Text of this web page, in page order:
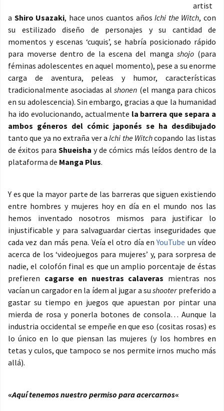
artist
a Shiro Usazaki, hace unos cuantos añosIchi the Witch, con
su estilizado diseño de personajes y su cantidad de
momentos y escenas ‘cuquis’, se habría posicionado rápido
para moverse dentro de la escena del manga shojo (para
féminas adolescentes en aquel momento), pese a su enorme
carga de aventura, peleas y humor, características
tradicionalmente asociadas alshonen (el manga para chicos
en su adolescencia). Sin embargo, gracias a que la humanidad
ha ido evolucionando, actualmente la barrera que separa a
ambos géneros del cómic japonés se ha desdibujado
tanto que ya no extraña ver aIchi the Witchcopando las listas
de éxitos para Shueisha y de cómics más leídos dentro de la
plataforma de Manga Plus.
Y es que la mayor parte de las barreras que siguen existiendo
entre hombres y mujeres hoy en día en el mundo nos las
hemos inventado nosotros mismos para justificar lo
injustificable y para salvaguardar ciertas inseguridades que
cada vez dan más pena. Veía el otro día enYouTube un vídeo
acerca de los ‘videojuegos para mujeres’ y, para sorpresa de
nadie, el colofón final es que un amplio porcentaje de éstas
prefieren cagarse en nuestras calaveras mientras nos
vacían un cargador en la ídem al jugar a sushooterpreferido a
gastar su tiempo en juegos que apuestan por pintar una
mierda de rosa y ponerla botones de consola… Aunque la
industria occidental se empeñe en que eso (cositas rosas) es
lo único en lo que piensan las mujeres (y los hombres en
tetas y culos, que tampoco se nos permite irnos mucho más
allá).
«Aquí tenemos nuestro permiso para acercarnos«